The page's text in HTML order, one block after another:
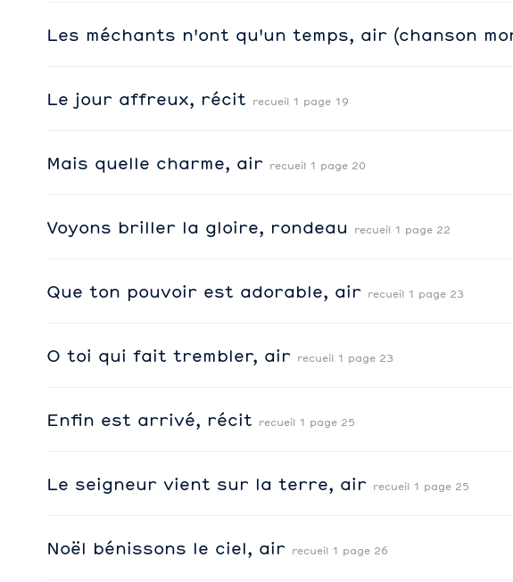
Les méchants n'ont qu'un temps, air (chanson
Le jour affreux, récit recueil 1 page 19
Mais quelle charme, air recueil 1 page 20
Voyons briller la gloire, rondeau recueil 1 page 22
Que ton pouvoir est adorable, air recueil 1 page 23
O toi qui fait trembler, air recueil 1 page 23
Enfin est arrivé, récit recueil 1 page 25
Le seigneur vient sur la terre, air recueil 1 page 25
Noël bénissons le ciel, air recueil 1 page 26